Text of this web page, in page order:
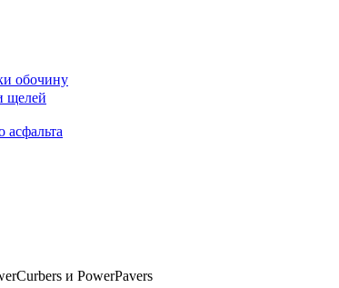
обочину
щелей
и PowerPavers